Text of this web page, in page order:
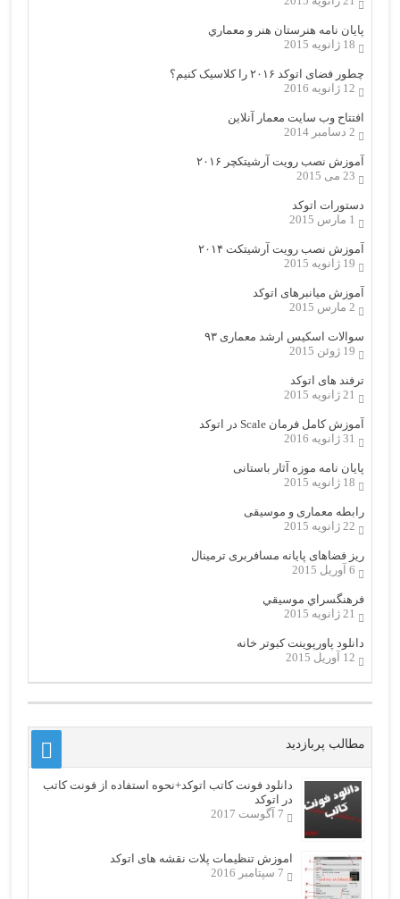
پایان نامه هنرستان هنر و معماري
18 ژانویه 2015
چطور فضای اتوکد ۲۰۱۶ را کلاسیک کنیم؟
12 ژانویه 2016
افتتاح وب سایت معمار آنلاین
2 دسامبر 2014
آموزش نصب رویت آرشیتکچر ۲۰۱۶
23 می 2015
دستورات اتوکد
1 مارس 2015
آموزش نصب رویت آرشیتکت ۲۰۱۴
19 ژانویه 2015
آموزش میانبرهای اتوکد
2 مارس 2015
سوالات اسکیس ارشد معماری ۹۳
19 ژوئن 2015
ترفند های اتوکد
21 ژانویه 2015
آموزش کامل فرمان Scale در اتوکد
31 ژانویه 2016
پایان نامه موزه آثار باستانی
18 ژانویه 2015
رابطه معماری و موسیقی
22 ژانویه 2015
ریز فضاهای پایانه مسافربری ترمینال
6 آوریل 2015
فرهنگسراي موسيقي
21 ژانویه 2015
دانلود پاورپوینت کبوتر خانه
12 آوریل 2015
مطالب پربازدید
دانلود فونت کاتب اتوکد+نحوه استفاده از فونت کاتب
در اتوکد
7 آگوست 2017
اموزش تنظیمات پلات نقشه های اتوکد
7 سپتامبر 2016